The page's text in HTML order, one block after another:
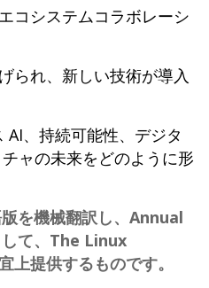
コシステムコラボレーシ
られ、新しい技術が導入
AI、持続可能性、デジタ
ャの未来をどのように形
を機械翻訳し、Annual
て、The Linux
提供するものです。